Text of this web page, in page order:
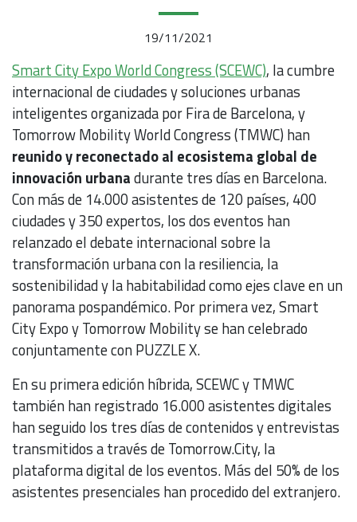
19/11/2021
Smart City Expo World Congress (SCEWC), la cumbre
internacional de ciudades y soluciones urbanas
inteligentes organizada por Fira de Barcelona, y
Tomorrow Mobility World Congress (TMWC) han
reunido y reconectado al ecosistema global de
innovación urbanadurante tres días en Barcelona.
Con más de 14.000 asistentes de 120 países, 400
ciudades y 350 expertos, los dos eventos han
relanzado el debate internacional sobre la
transformación urbana con la resiliencia, la
sostenibilidad y la habitabilidad como ejes clave en un
panorama pospandémico. Por primera vez, Smart
City Expo y Tomorrow Mobility se han celebrado
conjuntamente con PUZZLE X.
En su primera edición híbrida, SCEWC y TMWC
también han registrado 16.000 asistentes digitales
han seguido los tres días de contenidos y entrevistas
transmitidos a través de Tomorrow.City, la
plataforma digital de los eventos. Más del 50% de los
asistentes presenciales han procedido del extranjero.